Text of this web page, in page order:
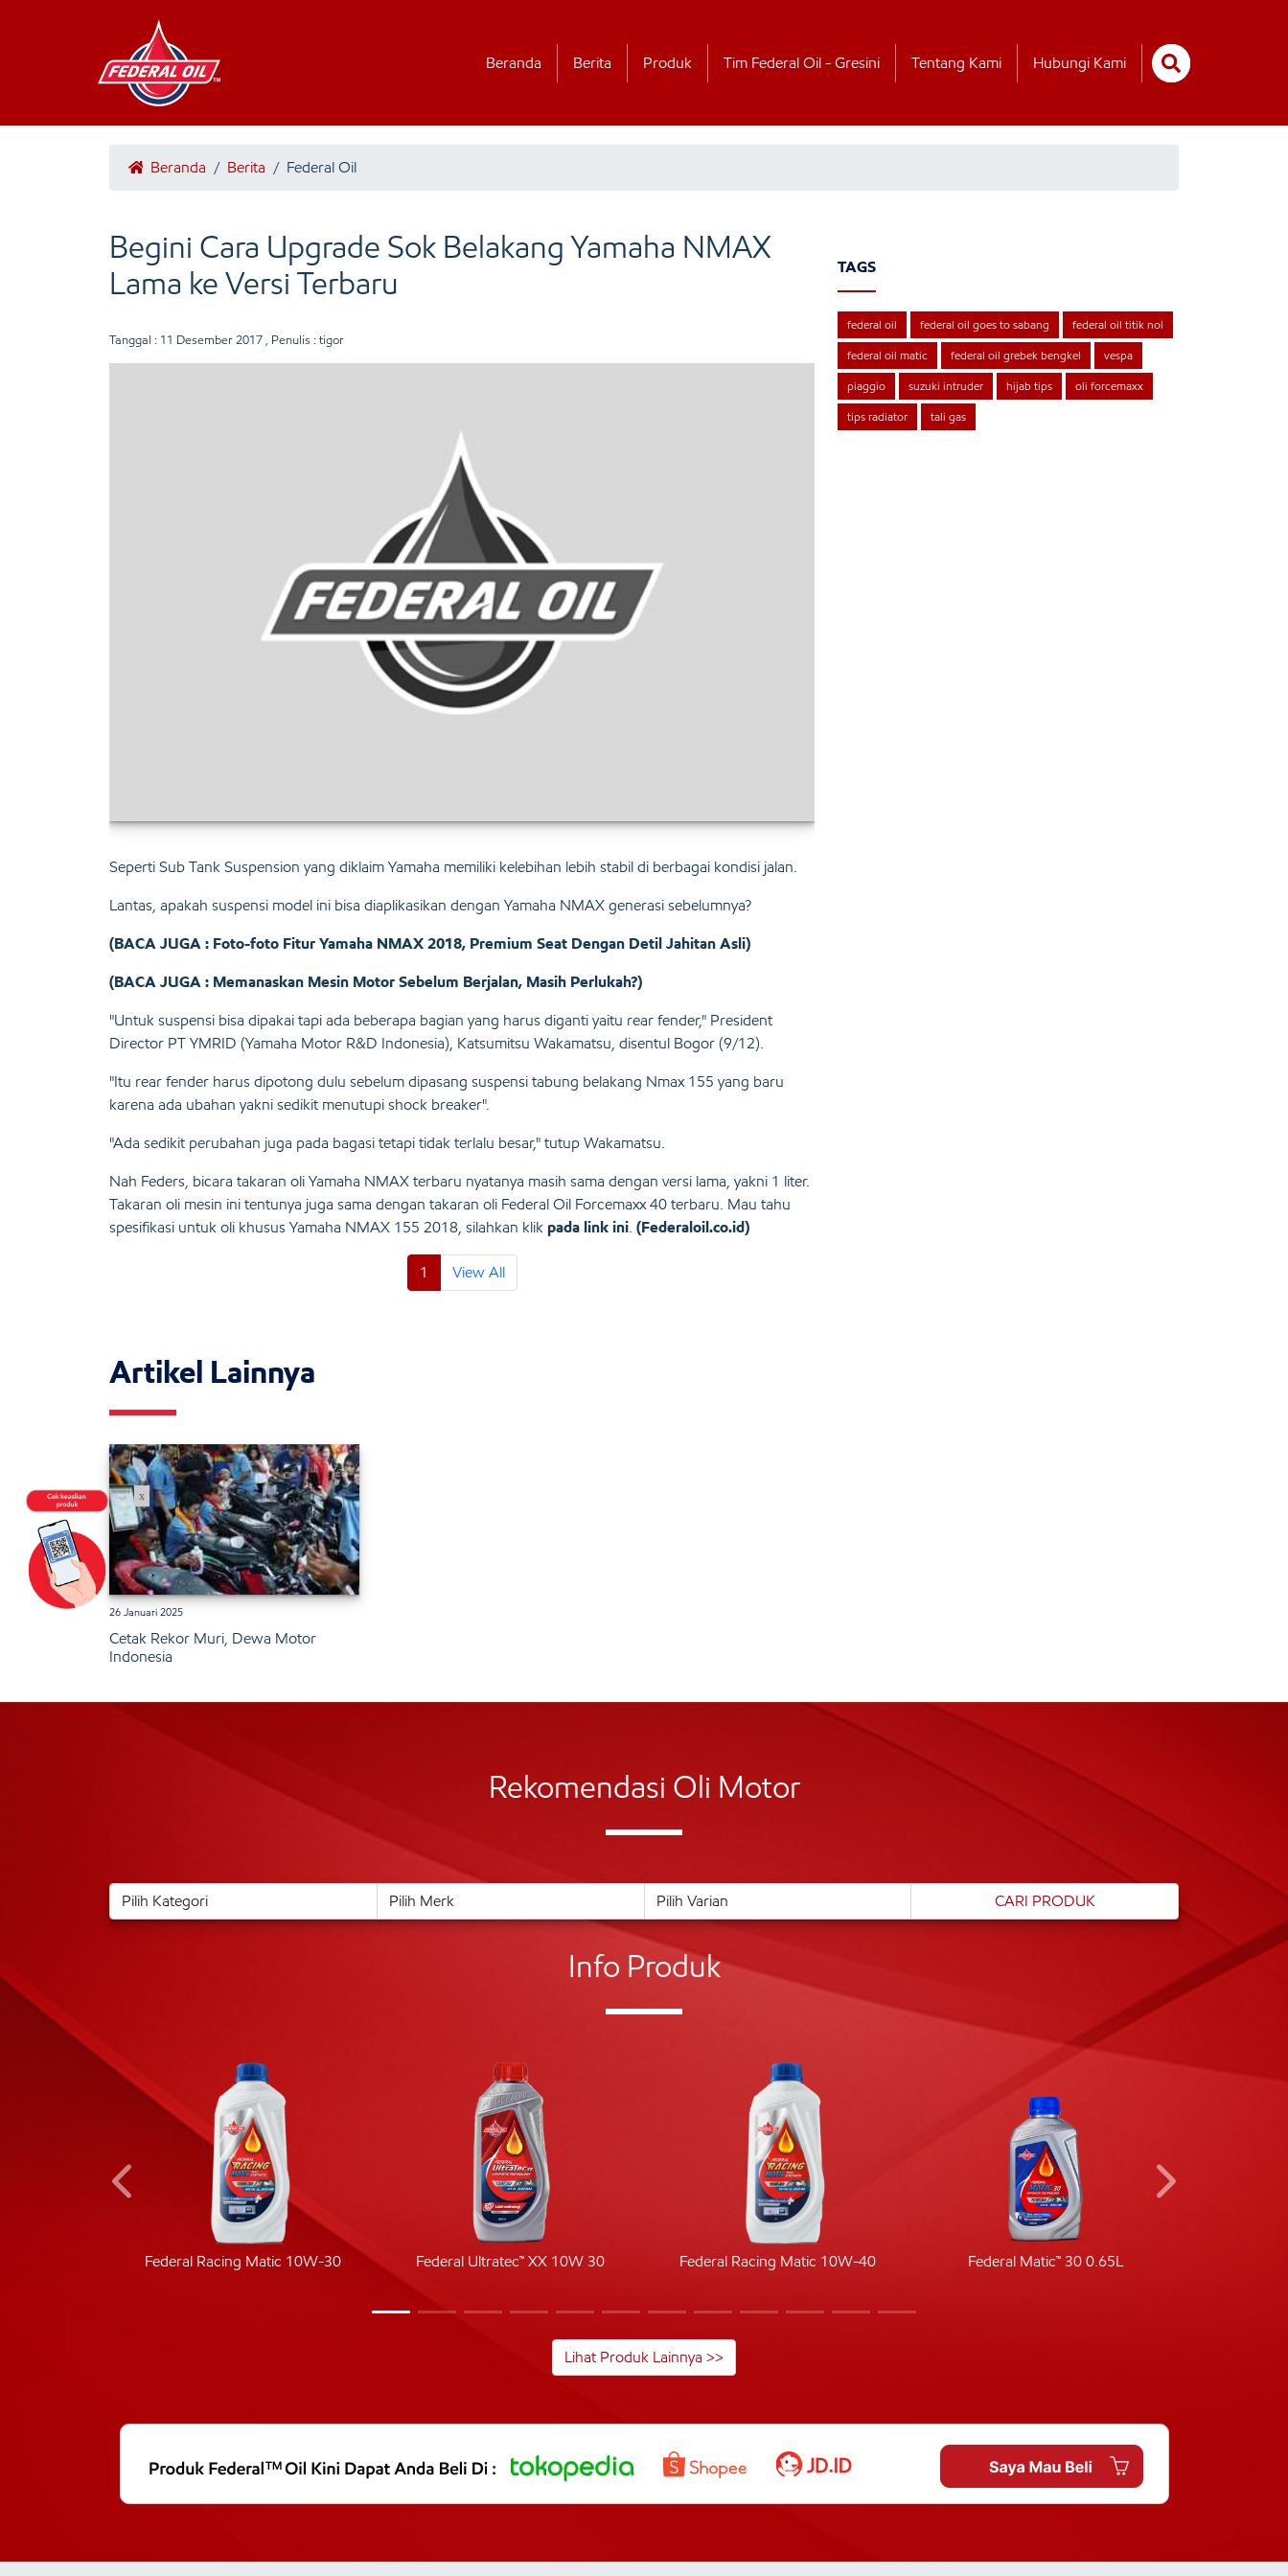
Beranda Berita Produk Tim Federal Oil - Gresini Tentang Kami Hubungi Kami
Beranda / Berita / Federal Oil
Begini Cara Upgrade Sok Belakang Yamaha NMAX
Lama ke Versi Terbaru
Tanggal : 11 Desember 2017 , Penulis : tigor
Seperti Sub Tank Suspension yang diklaim Yamaha memiliki kelebihan lebih stabil di berbagai kondisi jalan.
Lantas, apakah suspensi model ini bisa diaplikasikan dengan Yamaha NMAX generasi sebelumnya?
(BACA JUGA : Foto-foto Fitur Yamaha NMAX 2018, Premium Seat Dengan Detil Jahitan Asli)
(BACA JUGA : Memanaskan Mesin Motor Sebelum Berjalan, Masih Perlukah?)
"Untuk suspensi bisa dipakai tapi ada beberapa bagian yang harus diganti yaitu rear fender," President
Director PT YMRID (Yamaha Motor R&D Indonesia), Katsumitsu Wakamatsu, disentul Bogor (9/12).
"Itu rear fender harus dipotong dulu sebelum dipasang suspensi tabung belakang Nmax 155 yang baru
karena ada ubahan yakni sedikit menutupi shock breaker".
"Ada sedikit perubahan juga pada bagasi tetapi tidak terlalu besar," tutup Wakamatsu.
Nah Feders, bicara takaran oli Yamaha NMAX terbaru nyatanya masih sama dengan versi lama, yakni 1 liter.
Takaran oli mesin ini tentunya juga sama dengan takaran oli Federal Oil Forcemaxx 40 terbaru. Mau tahu
spesifikasi untuk oli khusus Yamaha NMAX 155 2018, silahkan klik pada link ini. (Federaloil.co.id)
1 View All
TAGS
federal oil federal oil goes to sabang federal oil titik nol
federal oil matic federal oil grebek bengkel vespa
piaggio suzuki intruder hijab tips oli forcemaxx
tips radiator tali gas
Artikel Lainnya
26 Januari 2025
Cetak Rekor Muri, Dewa Motor
Indonesia
Rekomendasi Oli Motor
Info Produk
Federal Racing Matic 10W-30 Federal Ultratec™ XX 10W 30 Federal Racing Matic 10W-40 Federal Matic™ 30 0.65L
Lihat Produk Lainnya >>
x